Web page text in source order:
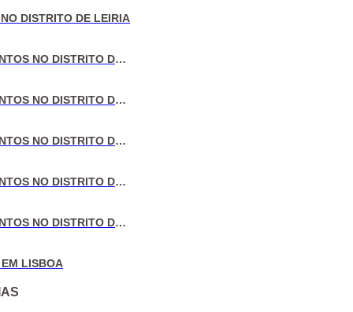
DISTRITO DE LEIRIA
VENDA DE APARTAMENTOS NO DISTRITO DE LISBOA
VENDA DE APARTAMENTOS NO DISTRITO DO PORTO
VENDA DE APARTAMENTOS NO DISTRITO DE AVEIRO
VENDA DE APARTAMENTOS NO DISTRITO DE COIMBRA
VENDA DE APARTAMENTOS NO DISTRITO DE LEIRIA
LISBOA